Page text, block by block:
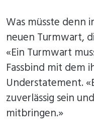
Was müsste denn
neuen Turmwart,
«Ein Turmwart
Fassbind mit dem
Understatement.
zuverlässig sein
mitbringen.»